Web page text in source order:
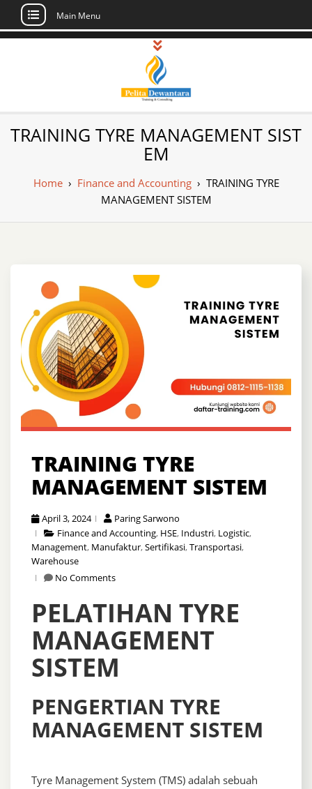
Skip
Main Menu
Pusat Pelatihan
dan Sertifikasi –
Daftar Training
Indonesia
Sertifikasi di Indonesia
TRAINING TYRE MANAGEMENT SIST
EM
Home› Finance and Accounting› TRAINING TYRE
MANAGEMENT SISTEM
TRAINING TYRE
MANAGEMENT SISTEM
April 3, 2024
Paring Sarwono
Finance and Accounting, HSE, Industri, Logistic,
Management, Manufaktur,Sertifikasi,Transportasi,
Warehouse
No Comments
PELATIHAN TYRE
MANAGEMENT
SISTEM
PENGERTIAN TYRE
MANAGEMENT SISTEM
Tyre Management System (TMS) adalah sebuah